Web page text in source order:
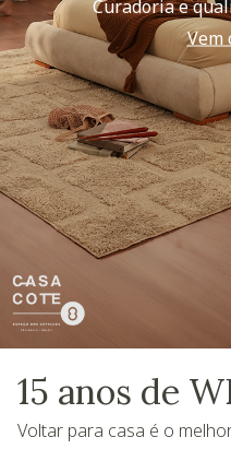
Curadoria e
Vem
15 anos de
Voltar para casa é o